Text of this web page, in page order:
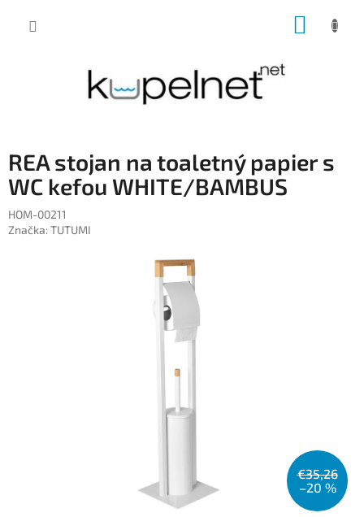
REA stojan na toaletný papier s
WC kefou WHITE/BAMBUS
HOM-00211
Značka:TUTUMI
€35,26
–20 %